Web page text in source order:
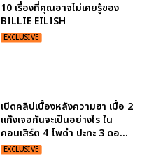
10 เรื่องที่คุณอาจไม่เคยรู้ของ
BILLIE EILISH
EXCLUSIVE
เปิดคลิปเบื้องหลังความฮา เมื่อ 2
แก๊งเจอกันจะเป็นอย่างไร ใน
คอนเสิร์ต 4 โพดำ ปะทะ 3 ดอ...
EXCLUSIVE